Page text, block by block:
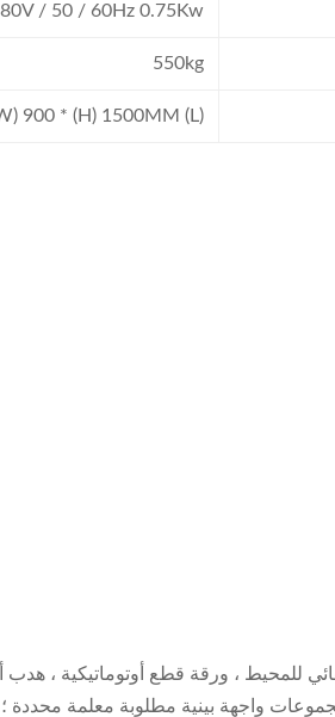
/ 50 / 60Hz 0.75Kw
550kg
(L) 1100 * (W) 900 * (H) 1500MM
للمحيط ، ورقة قطع أوتوماتيكية ، هدب
واجهة بينية مطلوبة معلمة